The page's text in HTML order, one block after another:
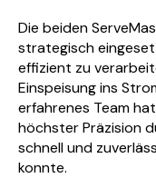
Die beiden
strategisch
effizient zu
Einspeisung ins
erfahrenes Team
höchster Präzision
schnell und
konnte.